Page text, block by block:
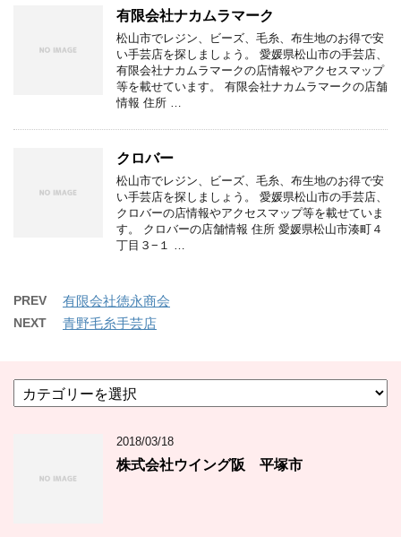
有限会社ナカムラマーク
松山市でレジン、ビーズ、毛糸、布生地のお得で安
い手芸店を探しましょう。 愛媛県松山市の手芸店、
有限会社ナカムラマークの店情報やアクセスマップ
等を載せています。 有限会社ナカムラマークの店舗
情報 住所 …
クロバー
松山市でレジン、ビーズ、毛糸、布生地のお得で安
い手芸店を探しましょう。 愛媛県松山市の手芸店、
クロバーの店情報やアクセスマップ等を載せていま
す。 クロバーの店舗情報 住所 愛媛県松山市湊町４
丁目３−１ …
PREV 有限会社徳永商会
NEXT 青野毛糸手芸店
テ
2018/03/18
株式会社ウイング阪 平塚市